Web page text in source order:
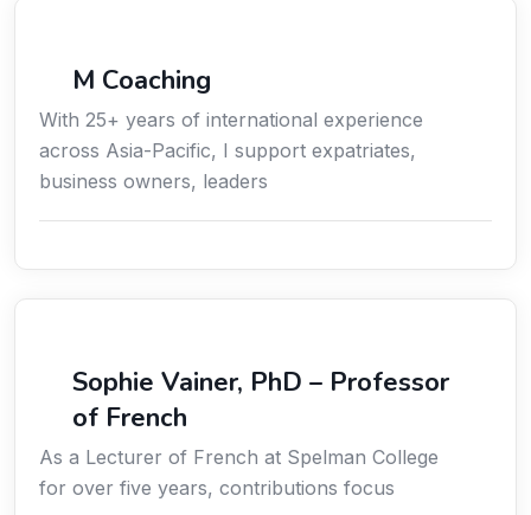
M Coaching
With 25+ years of international experience
across Asia-Pacific, I support expatriates,
business owners, leaders
Sophie Vainer, PhD – Professor
of French
As a Lecturer of French at Spelman College
for over five years, contributions focus